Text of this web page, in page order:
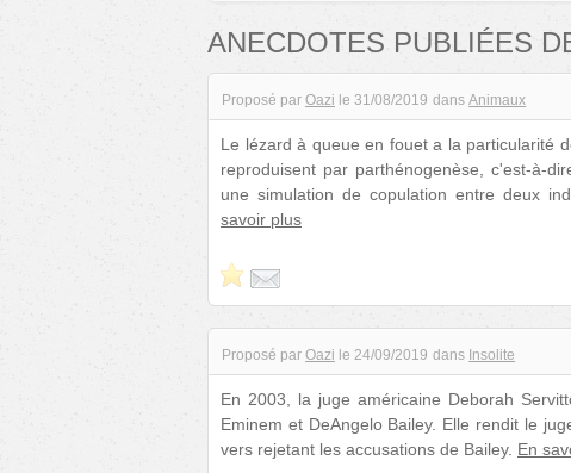
ANECDOTES PUBLIÉES
Proposé par Oazi le 31/08/2019 dans Animaux
Le lézard à queue en fouet a la particularité
reproduisent par parthénogenèse, c'est-à-
une simulation de copulation entre deux
savoir plus
Proposé par Oazi le 24/09/2019 dans Insolite
En 2003, la juge américaine Deborah
Eminem et DeAngelo Bailey. Elle rendit le
vers rejetant les accusations de Bailey. En